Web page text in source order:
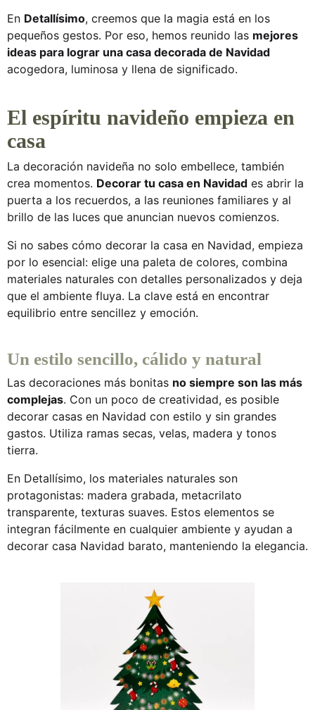
En Detallísimo, creemos que la magia está en los
pequeños gestos. Por eso, hemos reunido las mejores
ideas para lograr una casa decorada de Navidad
acogedora, luminosa y llena de significado.
El espíritu navideño empieza en
casa
La decoración navideña no solo embellece, también
crea momentos. Decorar tu casa en Navidad es abrir la
puerta a los recuerdos, a las reuniones familiares y al
brillo de las luces que anuncian nuevos comienzos.
Si no sabes cómo decorar la casa en Navidad, empieza
por lo esencial: elige una paleta de colores, combina
materiales naturales con detalles personalizados y deja
que el ambiente fluya. La clave está en encontrar
equilibrio entre sencillez y emoción.
Un estilo sencillo, cálido y natural
Las decoraciones más bonitas no siempre son las más
complejas. Con un poco de creatividad, es posible
decorar casas en Navidad con estilo y sin grandes
gastos. Utiliza ramas secas, velas, madera y tonos
tierra.
En Detallísimo, los materiales naturales son
protagonistas: madera grabada, metacrilato
transparente, texturas suaves. Estos elementos se
integran fácilmente en cualquier ambiente y ayudan a
decorar casa Navidad barato, manteniendo la elegancia.